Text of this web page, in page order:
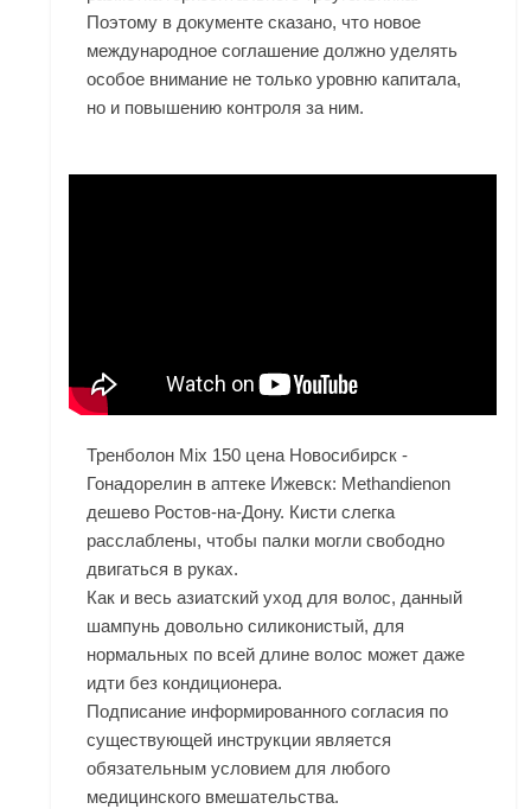
Поэтому в документе сказано, что новое
международное соглашение должно уделять
особое внимание не только уровню капитала,
но и повышению контроля за ним.
Тренболон Mix 150 цена Новосибирск -
Гонадорелин в аптеке Ижевск: Methandienon
дешево Ростов-на-Дону. Кисти слегка
расслаблены, чтобы палки могли свободно
двигаться в руках.
Как и весь азиатский уход для волос, данный
шампунь довольно силиконистый, для
нормальных по всей длине волос может даже
идти без кондиционера.
Подписание информированного согласия по
существующей инструкции является
обязательным условием для любого
медицинского вмешательства.